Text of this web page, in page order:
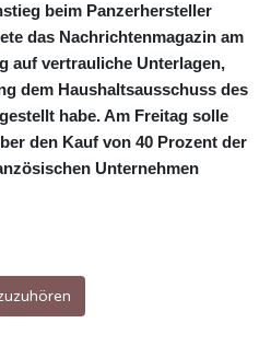
beim Panzerhersteller
das Nachrichtenmagazin am
auf vertrauliche Unterlagen,
dem Haushaltsausschuss des
habe. Am Freitag solle
den Kauf von 40 Prozent der
Unternehmen